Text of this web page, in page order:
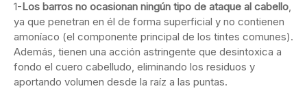
1-Los barros no ocasionan ningún tipo de ataque al cabello
ya que penetran en él de forma superficial y no contienen
amoníaco (el componente principal de los tintes comunes).
Además, tienen una acción astringente que desintoxica a
fondo el cuero cabelludo, eliminando los residuos y
aportando volumen desde la raíz a las puntas.